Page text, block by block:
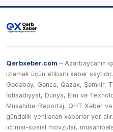
Qerbxeber.com – Azərbaycanın
izləmək üçün etibarlı xəbər
Gədəbəy, Gəncə, Qazax, Şəmkir,
İqtisadiyyat, Dünya, Elm və
Müsahibə-Reportaj, QHT Xəbər
gündəlik yenilənən xəbərlər yer
ictimai-sosial mövzular,